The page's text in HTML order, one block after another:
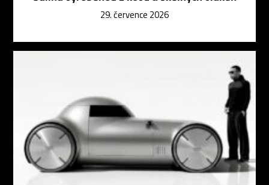
29. července 2026